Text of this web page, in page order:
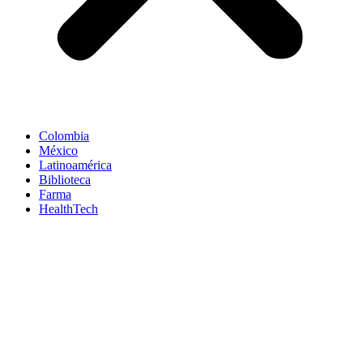
Colombia
México
Latinoamérica
Biblioteca
Farma
HealthTech